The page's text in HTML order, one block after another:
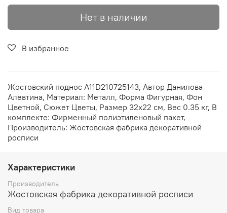
Нет в наличии
В избранное
Жостовский поднос A11D210725143, Автор Данилова
Алевтина, Материал: Металл, Форма Фигурная, Фон
Цветной, Сюжет Цветы, Размер 32х22 см, Вес 0.35 кг, В
комплекте: Фирменный полиэтиленовый пакет,
Производитель: Жостовская фабрика декоративной
росписи
Характеристики
Производитель
Жостовская фабрика декоративной росписи
Вид товара